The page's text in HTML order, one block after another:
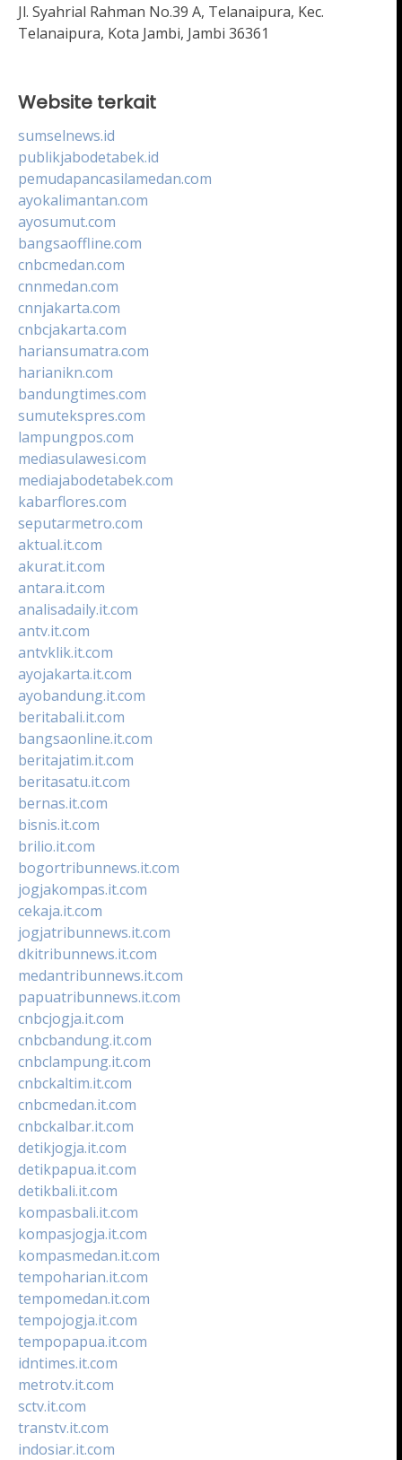
Jl. Syahrial Rahman No.39 A, Telanaipura, Kec.
Telanaipura, Kota Jambi, Jambi 36361
Website terkait
sumselnews.id
publikjabodetabek.id
pemudapancasilamedan.com
ayokalimantan.com
ayosumut.com
bangsaoffline.com
cnbcmedan.com
cnnmedan.com
cnnjakarta.com
cnbcjakarta.com
hariansumatra.com
harianikn.com
bandungtimes.com
sumutekspres.com
lampungpos.com
mediasulawesi.com
mediajabodetabek.com
kabarflores.com
seputarmetro.com
aktual.it.com
akurat.it.com
antara.it.com
analisadaily.it.com
antv.it.com
antvklik.it.com
ayojakarta.it.com
ayobandung.it.com
beritabali.it.com
bangsaonline.it.com
beritajatim.it.com
beritasatu.it.com
bernas.it.com
bisnis.it.com
brilio.it.com
bogortribunnews.it.com
jogjakompas.it.com
cekaja.it.com
jogjatribunnews.it.com
dkitribunnews.it.com
medantribunnews.it.com
papuatribunnews.it.com
cnbcjogja.it.com
cnbcbandung.it.com
cnbclampung.it.com
cnbckaltim.it.com
cnbcmedan.it.com
cnbckalbar.it.com
detikjogja.it.com
detikpapua.it.com
detikbali.it.com
kompasbali.it.com
kompasjogja.it.com
kompasmedan.it.com
tempoharian.it.com
tempomedan.it.com
tempojogja.it.com
tempopapua.it.com
idntimes.it.com
metrotv.it.com
sctv.it.com
transtv.it.com
indosiar.it.com